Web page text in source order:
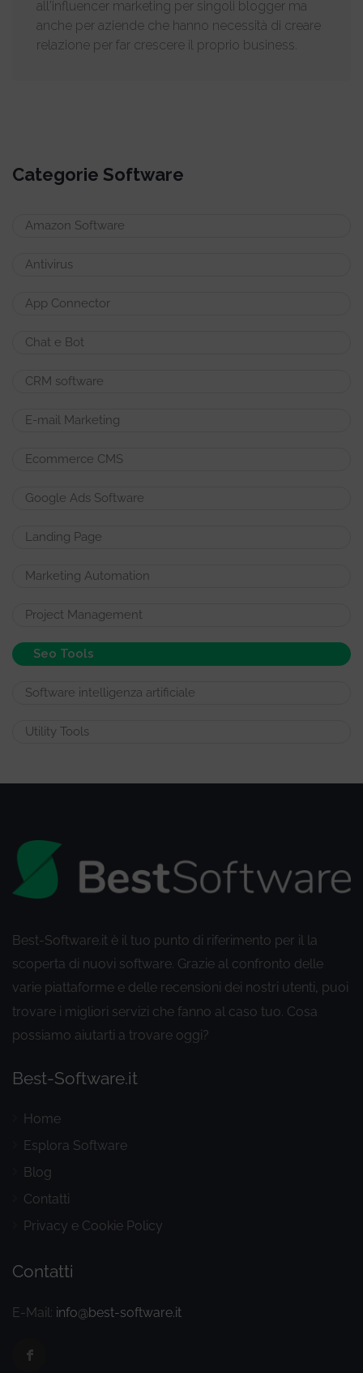
Categorie Software
Amazon Software
Antivirus
App Connector
Chat e Bot
CRM software
E-mail Marketing
Ecommerce CMS
Google Ads Software
Landing Page
Marketing Automation
Project Management
Seo Tools
Software intelligenza artificiale
Utility Tools
all'influencer marketing per singoli blogger ma
anche per aziende che hanno necessità di creare
relazione per far crescere il proprio business.
Best-Software.it è il tuo punto di riferimento per il la
scoperta di nuovi software. Grazie al confronto delle
varie piattaforme e delle recensioni dei nostri utenti, puoi
trovare i migliori servizi che fanno al caso tuo. Cosa
possiamo aiutarti a trovare oggi?
Best-Software.it
Home
Esplora Software
Blog
Contatti
Privacy e Cookie Policy
Contatti
E-Mail: info@best-software.it